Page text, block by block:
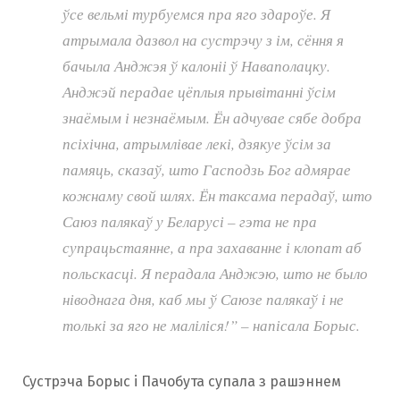
ўсе вельмі турбуемся пра яго здароўе. Я
атрымала дазвол на сустрэчу з ім, сёння я
бачыла Анджэя ў калоніі ў Наваполацку.
Анджэй перадае цёплыя прывітанні ўсім
знаёмым і незнаёмым. Ён адчувае сябе добра
псіхічна, атрымлівае лекі, дзякуе ўсім за
памяць, сказаў, што Гасподзь Бог адмярае
кожнаму свой шлях. Ён таксама перадаў, што
Саюз палякаў у Беларусі – гэта не пра
супрацьстаянне, а пра захаванне і клопат аб
польскасці. Я перадала Анджэю, што не было
ніводнага дня, каб мы ў Саюзе палякаў і не
толькі за яго не маліліся!” – напісала Борыс.
Сустрэча Борыс і Пачобута супала з рашэннем